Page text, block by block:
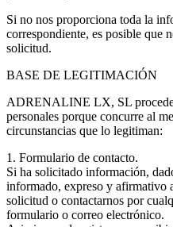
Si no nos proporciona toda la
correspondiente, es posible que
solicitud.
BASE DE LEGITIMACIÓN
ADRENALINE LX, SL
personales porque concurre al
circunstancias que lo legitiman:
1. Formulario de contacto.
Si ha solicitado información,
informado, expreso y afirmativo
solicitud o contactarnos por
formulario o correo electrónico.